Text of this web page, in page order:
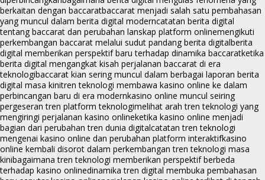
berkaitan dengan baccaratbaccarat menjadi salah satu pembahasan
yang muncul dalam berita digital moderncatatan berita digital
tentang baccarat dan perubahan lanskap platform onlinemengikuti
perkembangan baccarat melalui sudut pandang berita digitalberita
digital memberikan perspektif baru terhadap dinamika baccaratketika
berita digital mengangkat kisah perjalanan baccarat di era
teknologibaccarat kian sering muncul dalam berbagai laporan berita
digital masa kinitren teknologi membawa kasino online ke dalam
perbincangan baru di era modernkasino online muncul seiring
pergeseran tren platform teknologimelihat arah tren teknologi yang
mengiringi perjalanan kasino onlineketika kasino online menjadi
bagian dari perubahan tren dunia digitalcatatan tren teknologi
mengenai kasino online dan perubahan platform interaktifkasino
online kembali disorot dalam perkembangan tren teknologi masa
kinibagaimana tren teknologi memberikan perspektif berbeda
terhadap kasino onlinedinamika tren digital membuka pembahasan